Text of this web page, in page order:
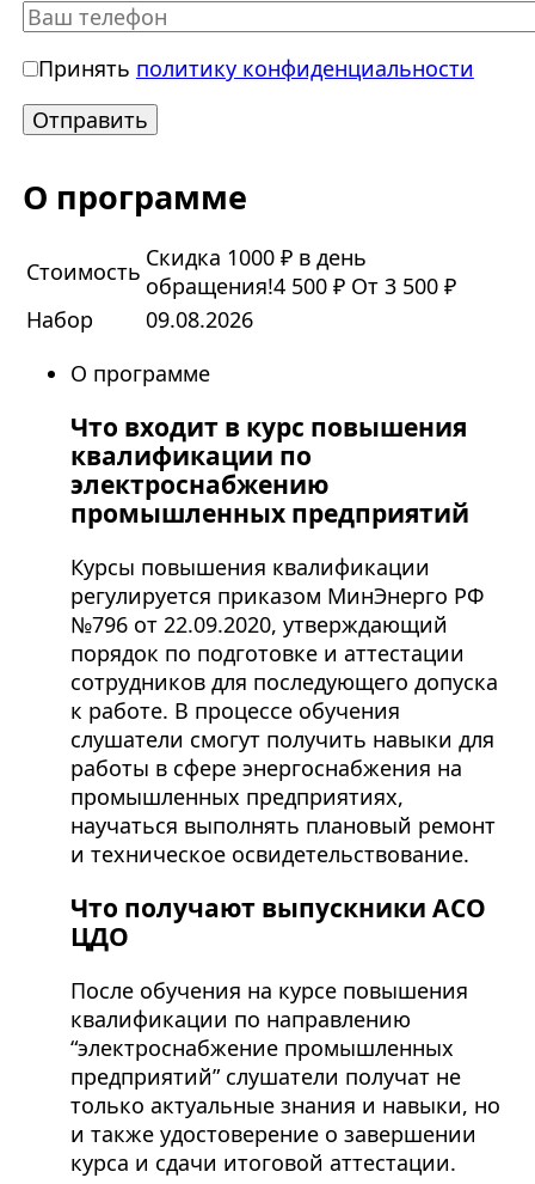
Принять политику конфиденциальности
О программе
Стоимость Скидка 1000 ₽ в день
обращения!4 500 ₽ От 3 500 ₽
Набор
09.08.2026
О программе
Что входит в курс повышения
квалификации по
электроснабжению
промышленных предприятий
Курсы повышения квалификации
регулируется приказом МинЭнерго РФ
№796 от 22.09.2020, утверждающий
порядок по подготовке и аттестации
сотрудников для последующего допуска
к работе. В процессе обучения
слушатели смогут получить навыки для
работы в сфере энергоснабжения на
промышленных предприятиях,
научаться выполнять плановый ремонт
и техническое освидетельствование.
Что получают выпускники АСО
ЦДО
После обучения на курсе повышения
квалификации по направлению
“электроснабжение промышленных
предприятий” слушатели получат не
только актуальные знания и навыки, но
и также удостоверение о завершении
курса и сдачи итоговой аттестации.